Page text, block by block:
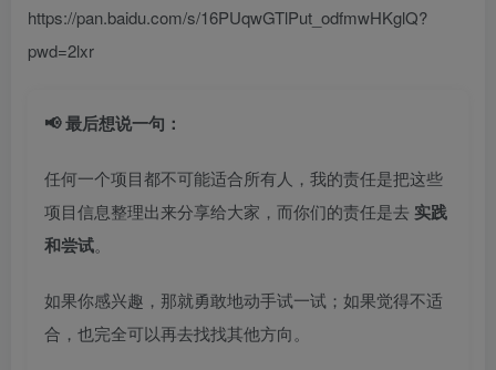
https://pan.baidu.com/s/16PUqwGTlPut_odfmwHKglQ?
pwd=2lxr
📢 最后想说一句：
任何一个项目都不可能适合所有人，我的责任是把这些
项目信息整理出来分享给大家，而你们的责任是去 实践
和尝试。
如果你感兴趣，那就勇敢地动手试一试；如果觉得不适
合，也完全可以再去找找其他方向。